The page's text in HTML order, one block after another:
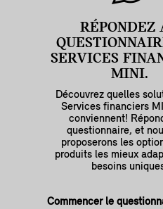
RÉPONDEZ
SERVICES
MINI.
Découvrez quelles
Services financiers
conviennent!
questionnaire, et
proposerons les
produits les mieux
besoins
Commencer le